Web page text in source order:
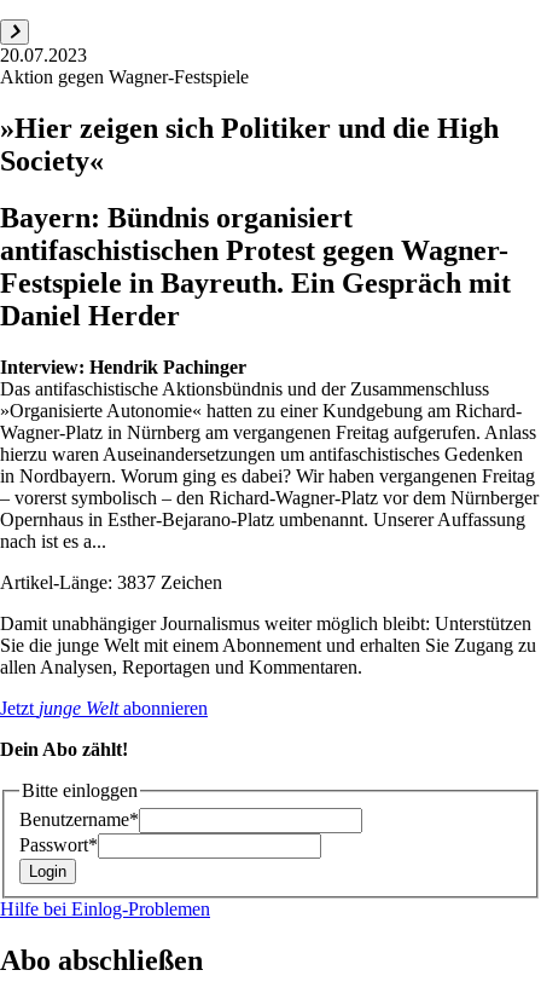
20.07.2023
Aktion gegen Wagner-Festspiele
»Hier zeigen sich Politiker und die High
Society«
Bayern: Bündnis organisiert
antifaschistischen Protest gegen Wagner-
Festspiele in Bayreuth. Ein Gespräch mit
Daniel Herder
Interview: Hendrik Pachinger
Das antifaschistische Aktionsbündnis und der Zusammenschluss
»Organisierte Autonomie« hatten zu einer Kundgebung am Richard-
Wagner-Platz in Nürnberg am vergangenen Freitag aufgerufen. Anlass
hierzu waren Auseinandersetzungen um antifaschistisches Gedenken
in Nordbayern. Worum ging es dabei? Wir haben vergangenen Freitag
– vorerst symbolisch – den Richard-Wagner-Platz vor dem Nürnberger
Opernhaus in Esther-Bejarano-Platz umbenannt. Unserer Auffassung
nach ist es a...
Artikel-Länge: 3837 Zeichen
Damit unabhängiger Journalismus weiter möglich bleibt: Unterstützen
Sie die junge Welt mit einem Abonnement und erhalten Sie Zugang zu
allen Analysen, Reportagen und Kommentaren.
Jetzt junge Weltabonnieren
Dein Abo zählt!
Bitte einloggen
Benutzername*
Passwort*
Hilfe bei Einlog-Problemen
Abo abschließen